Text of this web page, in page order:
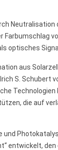
Neutralisation
optisches
aus
S. Schubert
die auf
entwickelt, den